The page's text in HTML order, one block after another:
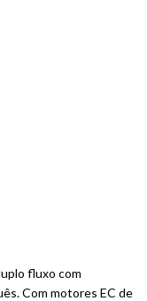
fluxo com
Com motores EC de